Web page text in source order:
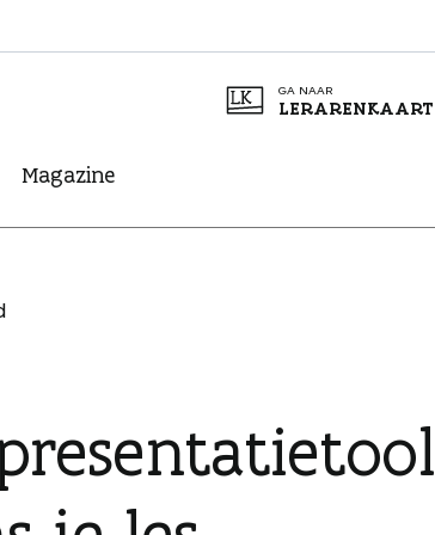
GA NAAR
LERARENKAART
Magazine